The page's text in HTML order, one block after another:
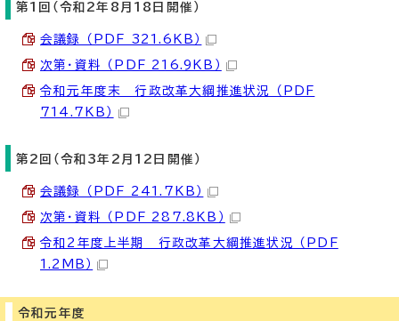
第1回（令和2年8月18日開催）
会議録 （PDF 321.6KB）
次第・資料 （PDF 216.9KB）
令和元年度末 行政改革大綱推進状況 （PDF
714.7KB）
第2回（令和3年2月12日開催）
会議録 （PDF 241.7KB）
次第・資料 （PDF 287.8KB）
令和2年度上半期 行政改革大綱推進状況 （PDF
1.2MB）
令和元年度